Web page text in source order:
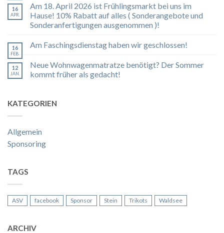
16
APR.
Am 18. April 2026 ist Frühlingsmarkt bei uns im
Hause! 10% Rabatt auf alles ( Sonderangebote und
Sonderanfertigungen ausgenommen )!
16
FEB.
Am Faschingsdienstag haben wir geschlossen!
12
JAN.
Neue Wohnwagenmatratze benötigt? Der Sommer
kommt früher als gedacht!
KATEGORIEN
Allgemein
Sponsoring
TAGS
ASV facebook Sponsor Stein Trikots Waldsee
ARCHIV